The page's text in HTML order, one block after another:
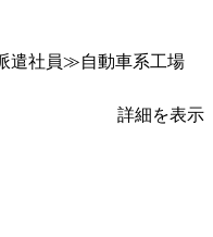
遣社員≫自動車系工場
詳細を表示